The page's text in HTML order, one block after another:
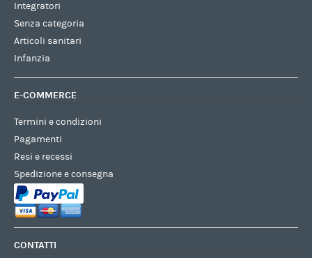
Integratori
Senza categoria
Articoli sanitari
Infanzia
E-COMMERCE
Termini e condizioni
Pagamenti
Resi e recessi
Spedizione e consegna
CONTATTI